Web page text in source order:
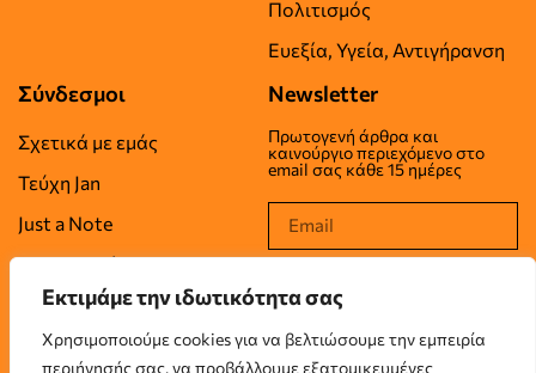
Εκτιμάμε την ιδωτικότητα σας
Χρησιμοποιούμε cookies για να βελτιώσουμε την εμπειρία
περιήγησής σας, να προβάλλουμε εξατομικευμένες
Πολιτισμός
Ευεξία, Υγεία, Αντιγήρανση
Σύνδεσμοι
Σχετικά με εμάς
Τεύχη Jan
Just a Note
Επικοινωνία
Όροι Χρήσης
Πολιτική Απορρήτου
Newsletter
Πρωτογενή άρθρα και
καινούργιο περιεχόμενο στο
email σας κάθε 15 ημέρες